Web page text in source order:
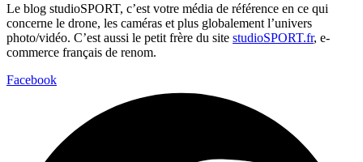
Le blog studioSPORT, c’est votre média de référence en ce qui
concerne le drone, les caméras et plus globalement l’univers
photo/vidéo. C’est aussi le petit frère du site studioSPORT.fr, e-
commerce français de renom.
Facebook